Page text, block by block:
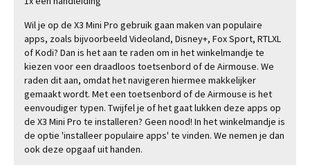
Wil je op de X3 Mini Pro gebruik gaan maken van populaire
apps, zoals bijvoorbeeld Videoland, Disney+, Fox Sport, RTLXL
of Kodi? Dan is het aan te raden om in het winkelmandje te
kiezen voor een draadloos toetsenbord of de Airmouse. We
raden dit aan, omdat het navigeren hiermee makkelijker
gemaakt wordt. Met een toetsenbord of de Airmouse is het
eenvoudiger typen. Twijfel je of het gaat lukken deze apps op
de X3 Mini Pro te installeren? Geen nood! In het winkelmandje is
de optie 'installeer populaire apps' te vinden. We nemen je dan
ook deze opgaaf uit handen.